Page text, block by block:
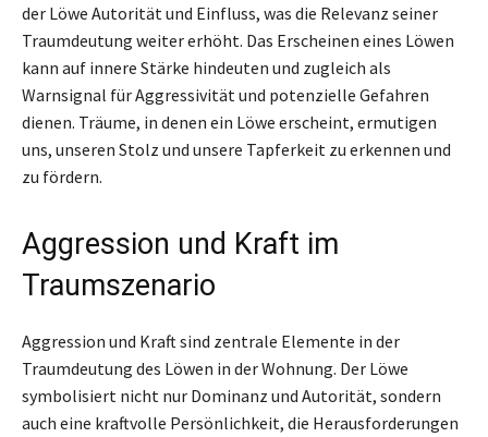
der Löwe Autorität und Einfluss, was die Relevanz seiner
Traumdeutung weiter erhöht. Das Erscheinen eines Löwen
kann auf innere Stärke hindeuten und zugleich als
Warnsignal für Aggressivität und potenzielle Gefahren
dienen. Träume, in denen ein Löwe erscheint, ermutigen
uns, unseren Stolz und unsere Tapferkeit zu erkennen und
zu fördern.
Aggression und Kraft im
Traumszenario
Aggression und Kraft sind zentrale Elemente in der
Traumdeutung des Löwen in der Wohnung. Der Löwe
symbolisiert nicht nur Dominanz und Autorität, sondern
auch eine kraftvolle Persönlichkeit, die Herausforderungen